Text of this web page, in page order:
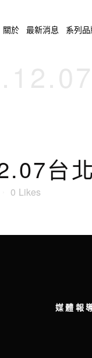
關於 最新消息 系列
台
0 Likes
媒體報